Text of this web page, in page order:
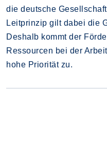
die deutsche
Leitprinzip gilt dabei die
Deshalb kommt der
Ressourcen bei der
hohe Priorität zu.